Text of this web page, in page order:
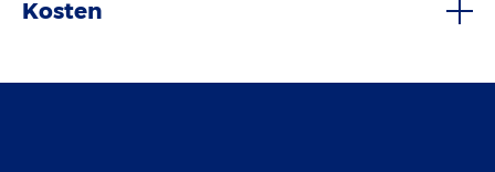
Kosten